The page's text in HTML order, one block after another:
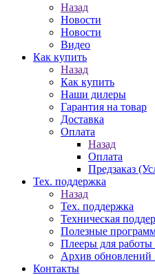
Назад
Новости
Новости
Видео
Как купить
Назад
Как купить
Наши дилеры
Гарантия на товар
Доставка
Оплата
Назад
Оплата
Предзаказ
Тех. поддержка
Назад
Тех. поддержка
Техническая
Полезные
Плееры для работы
Архив обновлений
Контакты